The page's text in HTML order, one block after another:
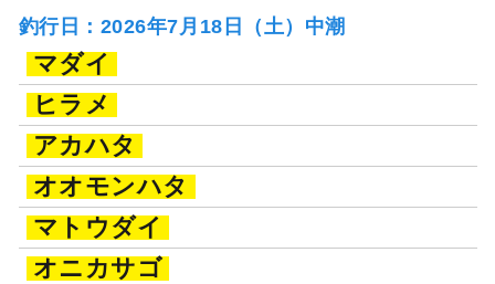
釣行日：2026年7月18日（土）中潮
マダイ
ヒラメ
アカハタ
オオモンハタ
マトウダイ
オニカサゴ